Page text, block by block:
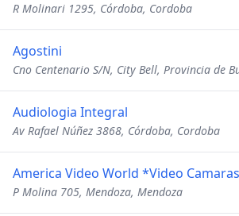
R Molinari 1295, Córdoba, Cordoba
Agostini
Cno Centenario S/N, City Bell, Provincia de
Audiologia Integral
Av Rafael Núñez 3868, Córdoba, Cordoba
America Video World *Video
P Molina 705, Mendoza, Mendoza